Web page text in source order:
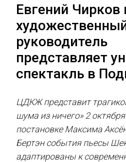
Евгений Чирков
руководитель
представляет
спектакль в
ЦДКЖ представит
шума из ничего» 2
постановке Максима
Бертэн события пьесы
адаптированы к